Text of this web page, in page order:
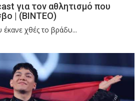
για τον αθλητισμό που
| (ΒΙΝΤΕΟ)
έκανε χθές το βράδυ...